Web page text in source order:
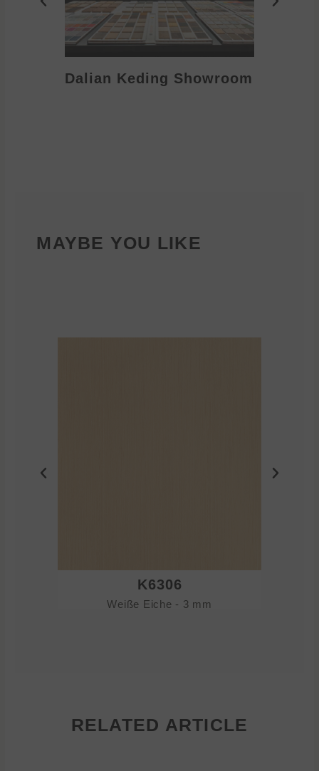
Dalian Keding Showroom
MAYBE YOU LIKE
K6306
Weiße Eiche - 3 mm
RELATED ARTICLE